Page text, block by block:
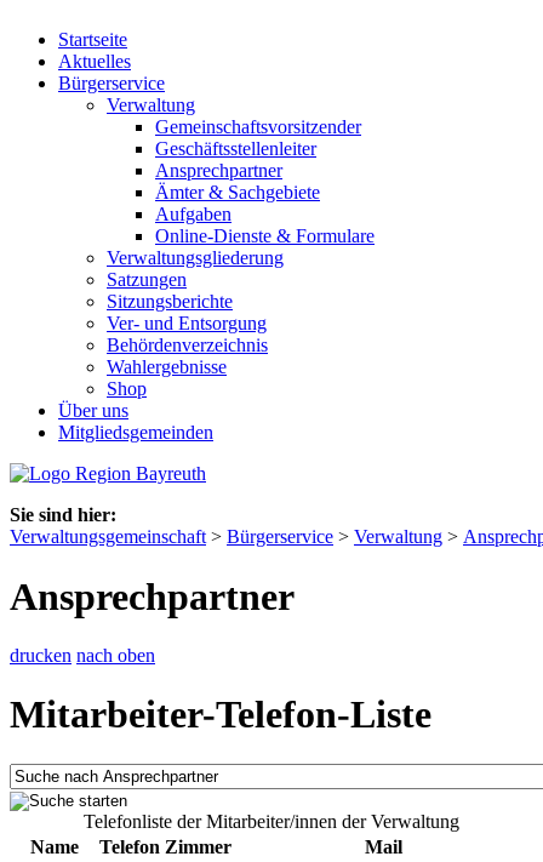
Startseite
Aktuelles
Bürgerservice
Verwaltung
Gemeinschaftsvorsitzender
Geschäftsstellenleiter
Ansprechpartner
Ämter & Sachgebiete
Aufgaben
Online-Dienste & Formulare
Verwaltungsgliederung
Satzungen
Sitzungsberichte
Ver- und Entsorgung
Behördenverzeichnis
Wahlergebnisse
Shop
Über uns
Mitgliedsgemeinden
Sie sind hier:
Verwaltungsgemeinschaft > Bürgerservice > Verwaltung >
Ansprechpartner
drucken nach oben
Mitarbeiter-Telefon-Liste
Telefonliste der Mitarbeiter/innen der Verwaltung
Name
Telefon Zimmer Mail